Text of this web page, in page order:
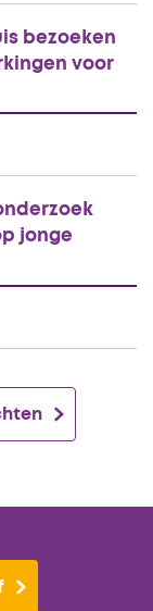
bezoeken
voor
jonge